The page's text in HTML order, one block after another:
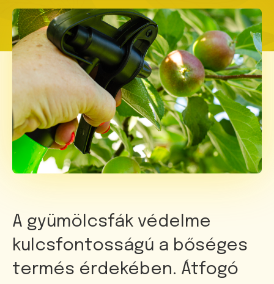
A gyümölcsfák védelme
kulcsfontosságú a bőséges
termés érdekében. Átfogó